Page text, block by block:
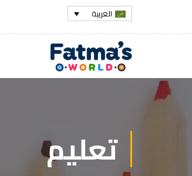
العربية
تعليم